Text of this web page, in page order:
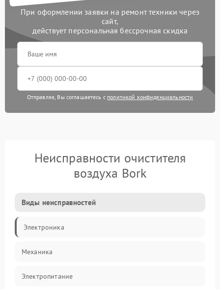
При оформлении заявки на ремонт техники через
сайт,
действует персональная бессрочная скидка
Отправляя, Вы соглашаетесь с политикой конфиденциальности
Неисправности очистителя
воздуха Bork
Виды неисправностей
Электроника
Механика
Электропитание